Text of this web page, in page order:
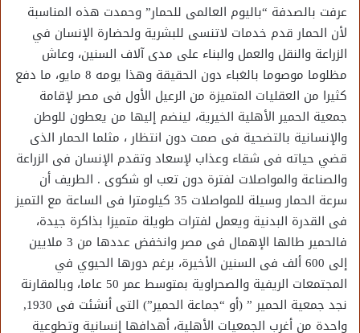
عرفت بالصدفة “باليوم العالمى للحمار” وحمدت هذه المناسبة
لأن الحمار قدم خدمات لاتنسى للبشرية ولحضارة الإنسان في
الزراعة والنقل والعمل والبناء على مدى آلاف السنين، وعاش
مظلوما موصوما بالغباء دون الحقيقة وهذا يومه 8 مايو، ما دفع
كثيرا من العقليات المتميزة من الرعيل الأول فى مصر لإقامة
جمعية الحمير الأهلية الخيرية، لينضم إليها من يعطون للوطن
والإنسانية بالتضحية فى صمت دون انتظار ، مثلما الحمار الذى
قضي حياته فى شقاء وعذاب لإسعاد وتقدم الإنسان فى الزراعة
والصناعة والمواصلات لفترة دون تعب او شكوى . الطريف أن
سرعة الحمار وسيلة للمواصلات 35 كيلومترا فى الساعة مع التميز
فى القدرة البدنية ويعمل لفترات طويلة متميزا بذاكرة جيدة،
فالحمير طالها الإهمال فى مصر وانخفض عددها من 3 ملايين
إلى 600 ألف فى السنين الأخيرة، برغم دورها الحيوي في
المجتمعات الريفية والصحراوية بمتوسط عمر 50 عاما، وبالمقارنة
نجد جمعية الحمير ” (أو “جماعة الحمير”) التى أنشئت فى 1930,
واحدة من أغرب الجمعيات الأهلية، أهدافها إنسانية وتطوعية